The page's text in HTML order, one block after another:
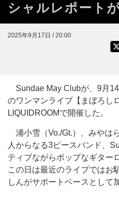
シャルレポート
2025年9月17日 / 20:00
Sundae May Clubが、9月
のワンマンライブ【まぼろし
LIQUIDROOMで開催した。
浦小雪（Vo./Gt.）、みやは
人からなる3ピースバンド、
ティブながらポップなギター
この日は最近のライブではお
しんがサポートベースとして